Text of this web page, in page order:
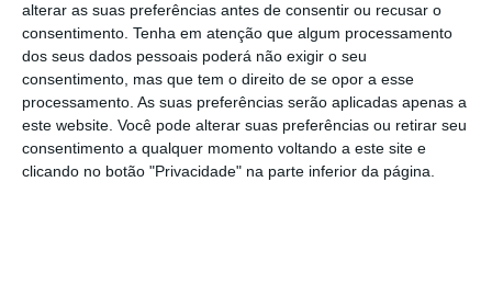
alterar as suas preferências antes de consentir ou recusar o
consentimento. Tenha em atenção que algum processamento
dos seus dados pessoais poderá não exigir o seu
consentimento, mas que tem o direito de se opor a esse
processamento. As suas preferências serão aplicadas apenas a
este website. Você pode alterar suas preferências ou retirar seu
consentimento a qualquer momento voltando a este site e
clicando no botão "Privacidade" na parte inferior da página.
e o crescimento da atividade na Cidade. Os
eventos desportivos, seja em que
modalidade for, promovem um impacto
positivo na economia local do Concelho. O
Ténis, em particular, já nos habitou a grandes
eventos e bem organizados”, reiterou.